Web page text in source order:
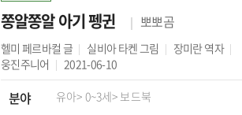
쫑알쫑알 아기 펭귄 뽀뽀곰
헬미 페르바컬 글 실비아 타켄그림 장미란역자
웅진주니어
2021-06-10
분야 유아> 0~3세> 보드북